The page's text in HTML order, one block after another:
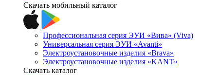
Скачать мобильный каталог
Профессиональная серия ЭУИ «Вива» (Viva)
Универсальная серия ЭУИ «Avanti»
Электроустановочные изделия «Brava»
Электроустановочные изделия «KANT»
Скачать каталог